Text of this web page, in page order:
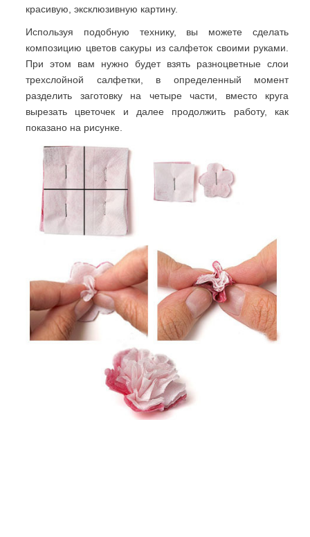
красивую, эксклюзивную картину.
Используя подобную технику, вы можете сделать
композицию цветов сакуры из салфеток своими руками.
При этом вам нужно будет взять разноцветные слои
трехслойной салфетки, в определенный момент
разделить заготовку на четыре части, вместо круга
вырезать цветочек и далее продолжить работу, как
показано на рисунке.